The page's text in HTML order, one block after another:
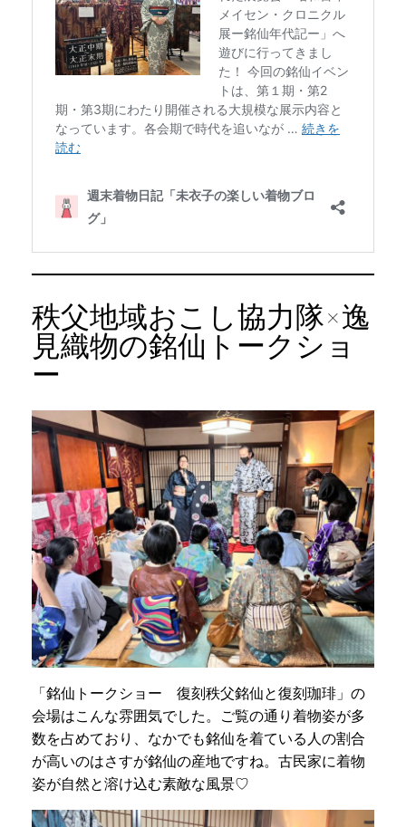
秩父地域おこし協力隊×逸
見織物の銘仙トークショ
ー
「銘仙トークショー 復刻秩父銘仙と復刻珈琲」の
会場はこんな雰囲気でした。ご覧の通り着物姿が多
数を占めており、なかでも銘仙を着ている人の割合
が高いのはさすが銘仙の産地ですね。古民家に着物
姿が自然と溶け込む素敵な風景♡